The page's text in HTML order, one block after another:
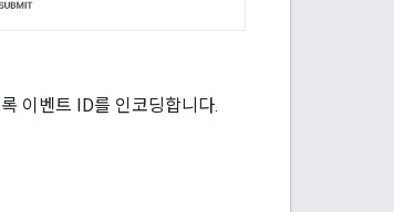
이벤트 ID를 인코딩합니다.